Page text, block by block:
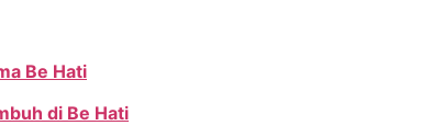
Be Hati
di Be Hati